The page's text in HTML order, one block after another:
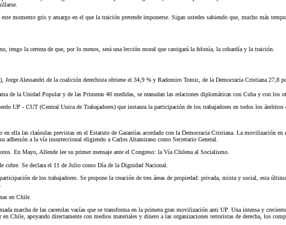
momento gris y amargo en el que la traición pretende imponerse. Sigan ustedes sabiendo que, mucho más
tengo la certeza de que, por lo menos, será una lección moral que castigará la felonía, la cobardía y la traición.
Jorge Alessandri de la coalición derechista obtiene el 34,9 % y Radomiro Tomic, de la Democracia Cristiana 27,8
de la Unidad Popular y de las Primeras 40 medidas, se reanudan las relaciones diplomáticas con Cuba y con los
UP - CUT (Central Unica de Trabajadores) que instaura la participación de los trabajadores en todos los
ella las claúsulas previstas en el Estatuto de Garantías acordado con la Democracia Cristiana. La movilización
a la vía insurreccional eligiendo a Carlos Altamirano como Secretario General.
En Mayo, Allende lee su primer mensaje ante el Congreso: la Vía Chilena al Socialismo.
cobre. Se declara el 11 de Julio como Día de la Dignidad Nacional.
de los trabajadores. Se propone la creación de tres áreas de propiedad: privada, mixta y social, esta
en Chile.
marcha de las cacerolas vacías que se transforma en la primera gran movilización anti UP. Una intensa y
Chile, apoyando directamente con medios materiales y dinero a las organizaciones terroristas de derecha, los